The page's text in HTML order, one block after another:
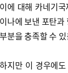
이에 대해 카네기
이나에 보낸 포탄
부분을 충족할 수
하지만 이 경우에